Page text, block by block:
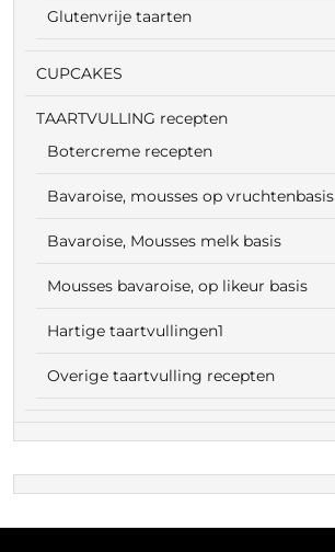
Glutenvrije taarten
CUPCAKES
TAARTVULLING recepten
Botercreme recepten
Bavaroise, mousses op vruchtenbasis
Bavaroise, Mousses melk basis
Mousses bavaroise, op likeur basis
Hartige taartvullingen1
Overige taartvulling recepten